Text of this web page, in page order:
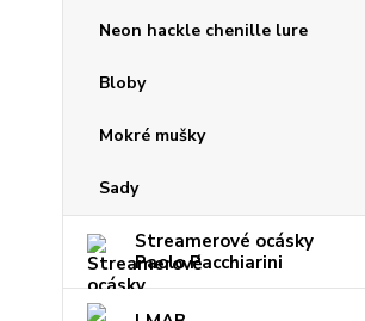
Neon hackle chenille lure
Bloby
Mokré mušky
Sady
Streamerové ocásky
Paolo Pacchiarini